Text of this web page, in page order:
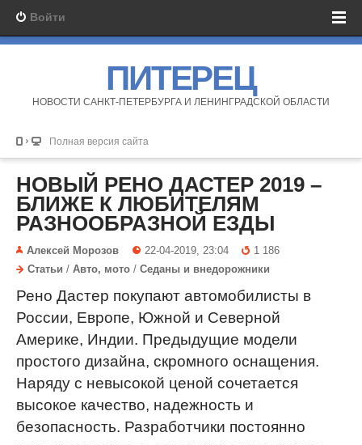
Войти
ПИТЕРЕЦ
НОВОСТИ САНКТ-ПЕТЕРБУРГА И ЛЕНИНГРАДСКОЙ ОБЛАСТИ
Полная версия сайта
НОВЫЙ РЕНО ДАСТЕР 2019 –
БЛИЖЕ К ЛЮБИТЕЛЯМ
РАЗНООБРАЗНОЙ ЕЗДЫ
Алексей Морозов 22-04-2019, 23:04
1 186
Статьи / Авто, мото / Седаны и внедорожники
Рено Дастер покупают автомобилисты в
России, Европе, Южной и Северной
Америке, Индии. Предыдущие модели
простого дизайна, скромного оснащения.
Наряду с невысокой ценой сочетается
высокое качество, надежность и
безопасность. Разработчики постоянно